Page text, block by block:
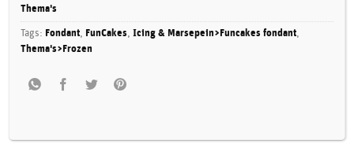
Thema's
Tags: Fondant, FunCakes,Icing & Marsepein>Funcakes fondant,
Thema's>Frozen